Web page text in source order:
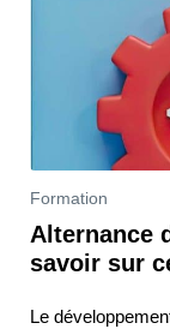
Formation
Alternance
savoir sur
Le